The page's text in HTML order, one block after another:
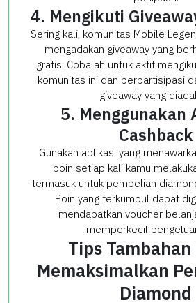
4. Mengikuti
Sering kali, komunitas Mobile
mengadakan giveaway yang
gratis. Cobalah untuk aktif
komunitas ini dan berpartisipasi
giveaway yang
5. Menggunakan
Cashback
Gunakan aplikasi yang
poin setiap kali kamu
termasuk untuk pembelian
Poin yang terkumpul dapat
mendapatkan voucher
memperkecil
Tips
Memaksimalkan
Diamond